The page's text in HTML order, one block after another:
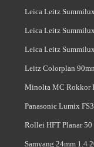
Leica Leitz
Leica Leitz
Leica Leitz
Leitz Colorplan
Minolta MC Rokkor
Panasonic Lumix
Rollei HFT Planar 50
Samyang 24mm 1.4